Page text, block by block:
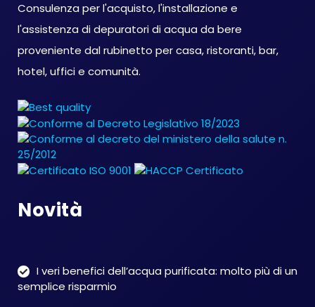
Consulenza per l'acquisto, l'installazione e
l'assistenza di depuratori di acqua da bere
proveniente dal rubinetto per casa, ristoranti, bar,
hotel, uffici e comunità.
Novità
I veri benefici dell’acqua purificata: molto più di un
semplice risparmio